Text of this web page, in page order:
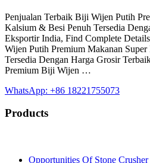
Penjualan Terbaik Biji Wijen Putih
Kalsium & Besi Penuh Tersedia
Eksportir India, Find Complete
Wijen Putih Premium Makanan
Tersedia Dengan Harga Grosir
Premium Biji Wijen …
WhatsApp: +86 18221755073
Products
Opportunities Of Stone Crusher